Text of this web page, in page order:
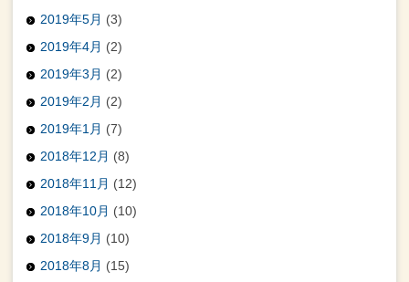
2019年5月 (3)
2019年4月 (2)
2019年3月 (2)
2019年2月 (2)
2019年1月 (7)
2018年12月 (8)
2018年11月 (12)
2018年10月 (10)
2018年9月 (10)
2018年8月 (15)